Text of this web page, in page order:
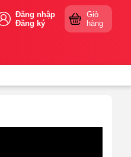
Đăng nhập
Đăng ký
Giỏ
hàng